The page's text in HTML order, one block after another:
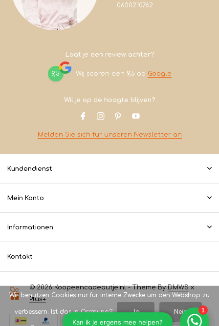
0630210762
Laat je een review achter?
9,5 Wij scoren een 9,5 op Google
Wil je op de hoogte blijven?
Melden Sie sich für unseren Newsletter an
Kundendienst
Mein Konto
Informationen
Kontakt
© 2026 Koopeencadeautje.nl - Theme ByDMWSx
Plus+
Wir benutzen Cookies nur für interne Zwecke um den Webshop zu
verbessern. Ist das in Ordnung? Ja Nein